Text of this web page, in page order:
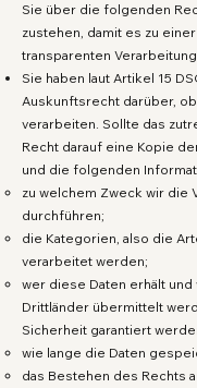
Sie über die folgenden
zustehen, damit es zu
transparenten
Sie haben laut Artikel 15
Auskunftsrecht darüber,
verarbeiten. Sollte das
Recht darauf eine Kopie
und die folgenden
zu welchem Zweck wir die
durchführen;
die Kategorien, also die
verarbeitet werden;
wer diese Daten erhält und
Drittländer übermittelt
Sicherheit garantiert
wie lange die Daten
das Bestehen des Rechts